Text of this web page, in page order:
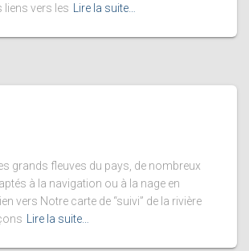
liens vers les
Lire la suite…
grands fleuves du pays, de nombreux
à la navigation ou à la nage en
vers Notre carte de “suivi” de la rivière
Lire la suite…